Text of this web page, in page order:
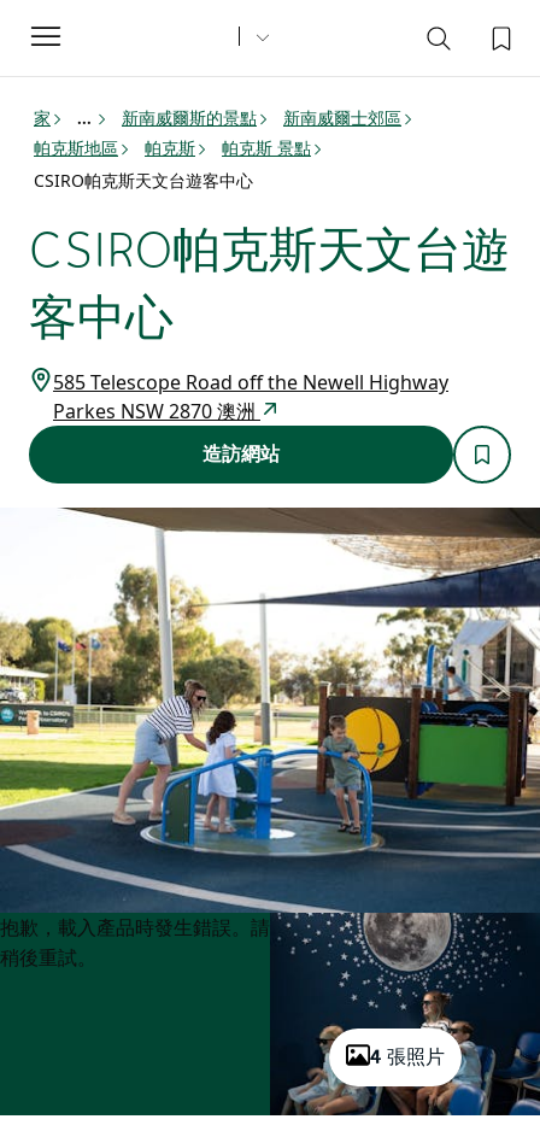
Toggle
navigation
家 ... 新南威爾斯的景點
新南威爾士郊區
帕克斯地區
帕克斯
帕克斯 景點
CSIRO帕克斯天文台遊客中心
CSIRO帕克斯天文台遊
客中心
585 Telescope Road off the Newell Highway
Parkes NSW 2870 澳洲
造訪網站
4 張照片
Product
List
Product
List
抱歉，載入產品時發生錯誤。請
稍後重試。